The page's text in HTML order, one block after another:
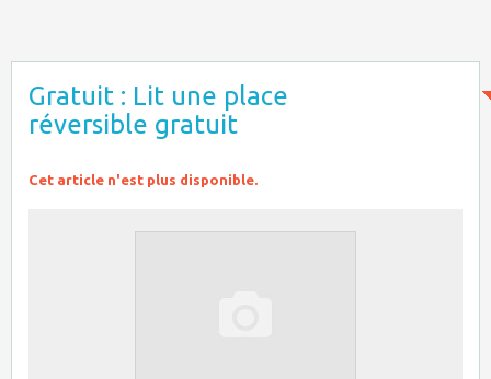
Gratuit : Lit une place
réversible gratuit
Cet article n'est plus disponible.